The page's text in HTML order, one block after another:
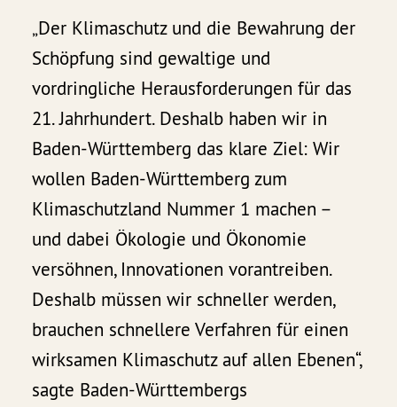
„Der Klimaschutz und die Bewahrung der
Schöpfung sind gewaltige und
vordringliche Herausforderungen für das
21. Jahrhundert. Deshalb haben wir in
Baden-Württemberg das klare Ziel: Wir
wollen Baden-Württemberg zum
Klimaschutzland Nummer 1 machen –
und dabei Ökologie und Ökonomie
versöhnen, Innovationen vorantreiben.
Deshalb müssen wir schneller werden,
brauchen schnellere Verfahren für einen
wirksamen Klimaschutz auf allen Ebenen“,
sagte Baden-Württembergs